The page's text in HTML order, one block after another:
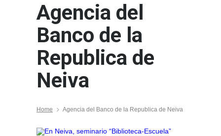
Agencia del
Banco de la
Republica de
Neiva
Home Agencia del Banco de la Republica de Neiva